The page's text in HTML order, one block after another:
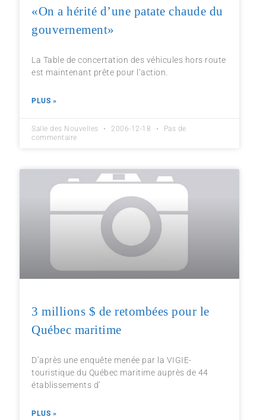
«On a hérité d’une patate chaude du
gouvernement»
La Table de concertation des véhicules hors route
est maintenant prête pour l’action.
PLUS »
Salle des Nouvelles 2006-12-18
Pas de
commentaire
3 millions $ de retombées pour le
Québec maritime
D’après une enquête menée par la VIGIE-
touristique du Québec maritime auprès de 44
établissements d’
PLUS »